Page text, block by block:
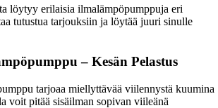
löytyy erilaisia ilmalämpöpumppuja eri
tutustua tarjouksiin ja löytää juuri sinulle
– Kesän Pelastus
tarjoaa miellyttävää viilennystä kuumina
voit pitää sisäilman sopivan viileänä